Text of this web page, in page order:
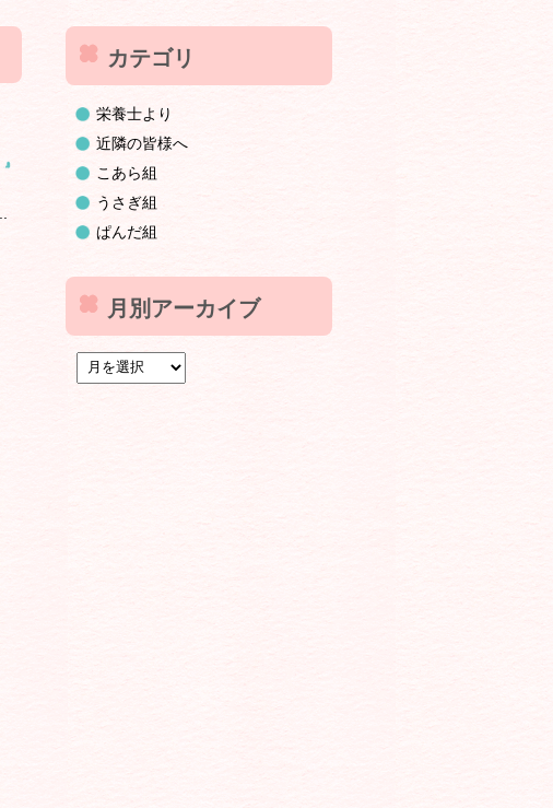
カテゴリ
栄養士より
近隣の皆様へ
こあら組
うさぎ組
ぱんだ組
月別アーカイブ